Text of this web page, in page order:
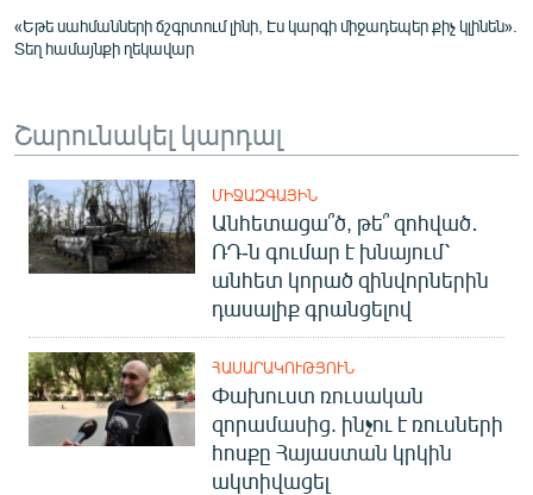
«Եթե սահմանների ճշգրտում լինի, Էս կարգի միջադեպեր քիչ կլինեն».
Տեղ համայնքի ղեկավար
Շարունակել կարդալ
ՄԻՋԱԶԳԱՅԻՆ
Անհետացա՞ծ, թե՞ զոհված․
ՌԴ-ն գումար է խնայում՝
անհետ կորած զինվորներին
դասալիք գրանցելով
ՀԱՍԱՐԱԿՈՒԹՅՈՒՆ
Փախուստ ռուսական
զորամասից. ինչու է ռուսների
հոսքը Հայաստան կրկին
ակտիվացել